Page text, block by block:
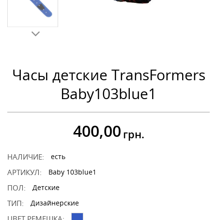
Часы детские TransFormers
Baby103blue1
400,00 грн.
НАЛИЧИЕ: есть
АРТИКУЛ: Baby 103blue1
ПОЛ: Детские
ТИП: Дизайнерские